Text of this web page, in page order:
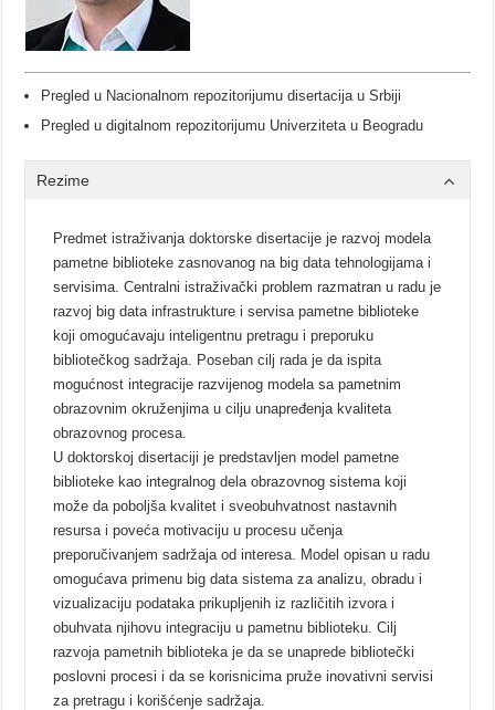
Pregled u Nacionalnom repozitorijumu disertacija u Srbiji
Pregled u digitalnom repozitorijumu Univerziteta u Beogradu
Rezime
Predmet istraživanja doktorske disertacije je razvoj modela
pametne biblioteke zasnovanog na big data tehnologijama i
servisima. Centralni istraživački problem razmatran u radu je
razvoj big data infrastrukture i servisa pametne biblioteke
koji omogućavaju inteligentnu pretragu i preporuku
bibliotečkog sadržaja. Poseban cilj rada je da ispita
mogućnost integracije razvijenog modela sa pametnim
obrazovnim okruženjima u cilju unapređenja kvaliteta
obrazovnog procesa.
U doktorskoj disertaciji je predstavljen model pametne
biblioteke kao integralnog dela obrazovnog sistema koji
može da poboljša kvalitet i sveobuhvatnost nastavnih
resursa i poveća motivaciju u procesu učenja
preporučivanjem sadržaja od interesa. Model opisan u radu
omogućava primenu big data sistema za analizu, obradu i
vizualizaciju podataka prikupljenih iz različitih izvora i
obuhvata njihovu integraciju u pametnu biblioteku. Cilj
razvoja pametnih biblioteka je da se unaprede bibliotečki
poslovni procesi i da se korisnicima pruže inovativni servisi
za pretragu i korišćenje sadržaja.